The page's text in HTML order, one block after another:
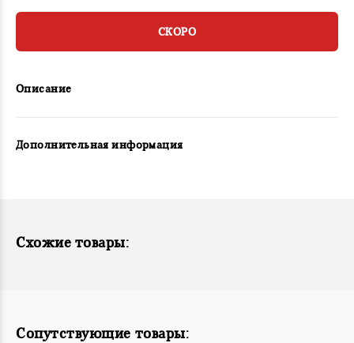
СКОРО
Описание
Дополнительная информация
Схожие товары:
Сопутствующие товары: